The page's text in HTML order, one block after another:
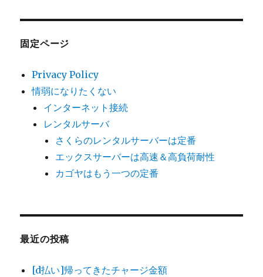
固定ページ
Privacy Policy
情弱になりたくない
インターネット接続
レンタルサーバ
さくらのレンタルサーバーは定番
エックスサーバーは高速＆高負荷耐性
カゴヤはもう一つの定番
最近の投稿
[d払い]帰ってきたチャージ金額